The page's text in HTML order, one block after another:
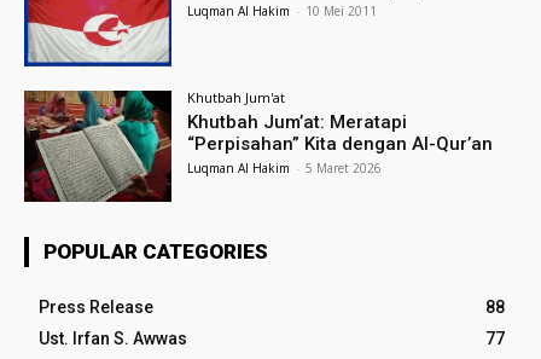
Luqman Al Hakim - 10 Mei 2011
Khutbah Jum'at
Khutbah Jum’at: Meratapi
“Perpisahan” Kita dengan Al-Qur’an
Luqman Al Hakim - 5 Maret 2026
POPULAR CATEGORIES
Press Release
88
Ust. Irfan S. Awwas
77